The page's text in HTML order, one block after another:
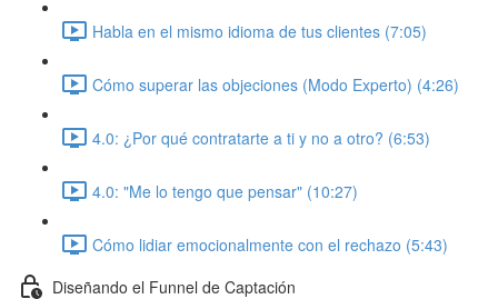
Habla en el mismo idioma de tus clientes (7:05)
Cómo superar las objeciones (Modo Experto) (4:26)
4.0: ¿Por qué contratarte a ti y no a otro? (6:53)
4.0: "Me lo tengo que pensar" (10:27)
Cómo lidiar emocionalmente con el rechazo (5:43)
Diseñando el Funnel de Captación